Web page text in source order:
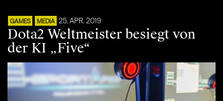
GAMES MEDIA 25. APR. 2019
Dota2 Weltmeister besiegt von
der KI „Five“